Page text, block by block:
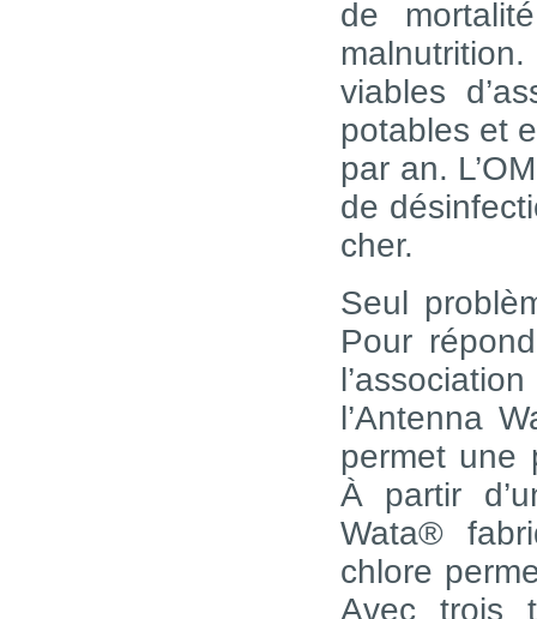
de
viables
potables et
par an.
de
cher.
Seul
Pour
l’Antenna
permet une
À partir
Wata®
chlore
Avec trois